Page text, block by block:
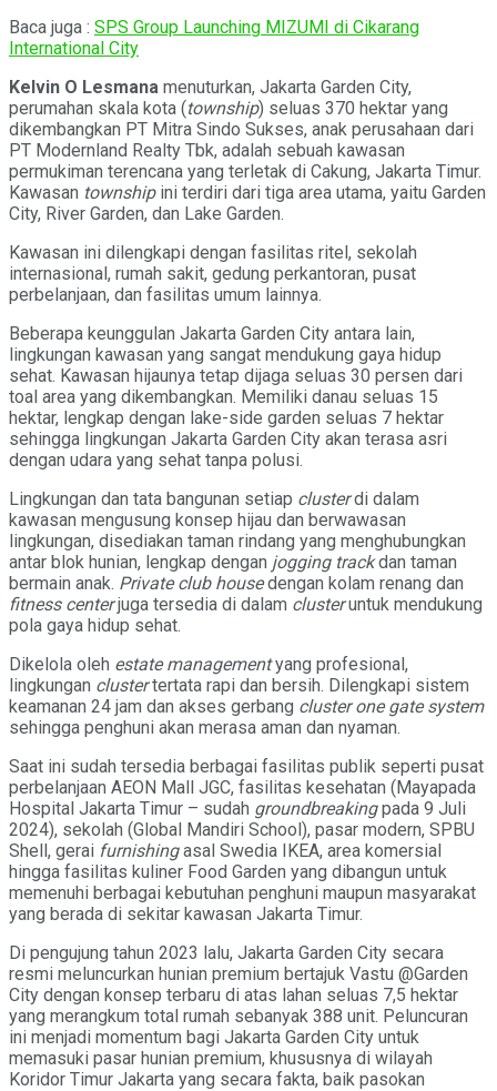
Baca juga : SPS Group Launching MIZUMI di Cikarang
International City
Kelvin O Lesmana menuturkan, Jakarta Garden City,
perumahan skala kota (township) seluas 370 hektar yang
dikembangkan PT Mitra Sindo Sukses, anak perusahaan dari
PT Modernland Realty Tbk, adalah sebuah kawasan
permukiman terencana yang terletak di Cakung, Jakarta Timur.
Kawasan township ini terdiri dari tiga area utama, yaitu Garden
City, River Garden, dan Lake Garden.
Kawasan ini dilengkapi dengan fasilitas ritel, sekolah
internasional, rumah sakit, gedung perkantoran, pusat
perbelanjaan, dan fasilitas umum lainnya.
Beberapa keunggulan Jakarta Garden City antara lain,
lingkungan kawasan yang sangat mendukung gaya hidup
sehat. Kawasan hijaunya tetap dijaga seluas 30 persen dari
toal area yang dikembangkan. Memiliki danau seluas 15
hektar, lengkap dengan lake-side garden seluas 7 hektar
sehingga lingkungan Jakarta Garden City akan terasa asri
dengan udara yang sehat tanpa polusi.
Lingkungan dan tata bangunan setiap clusterdi dalam
kawasan mengusung konsep hijau dan berwawasan
lingkungan, disediakan taman rindang yang menghubungkan
antar blok hunian, lengkap dengan jogging trackdan taman
bermain anak. Private club housedengan kolam renang dan
fitness centerjuga tersedia di dalam clusteruntuk mendukung
pola gaya hidup sehat.
Dikelola oleh estate managementyang profesional,
lingkungan clustertertata rapi dan bersih. Dilengkapi sistem
keamanan 24 jam dan akses gerbang cluster one gate system
sehingga penghuni akan merasa aman dan nyaman.
Saat ini sudah tersedia berbagai fasilitas publik seperti pusat
perbelanjaan AEON Mall JGC, fasilitas kesehatan (Mayapada
Hospital Jakarta Timur – sudah groundbreakingpada 9 Juli
2024), sekolah (Global Mandiri School), pasar modern, SPBU
Shell, gerai furnishingasal Swedia IKEA, area komersial
hingga fasilitas kuliner Food Garden yang dibangun untuk
memenuhi berbagai kebutuhan penghuni maupun masyarakat
yang berada di sekitar kawasan Jakarta Timur.
Di pengujung tahun 2023 lalu, Jakarta Garden City secara
resmi meluncurkan hunian premium bertajuk Vastu @Garden
City dengan konsep terbaru di atas lahan seluas 7,5 hektar
yang merangkum total rumah sebanyak 388 unit. Peluncuran
ini menjadi momentum bagi Jakarta Garden City untuk
memasuki pasar hunian premium, khususnya di wilayah
Koridor Timur Jakarta yang secara fakta, baik pasokan